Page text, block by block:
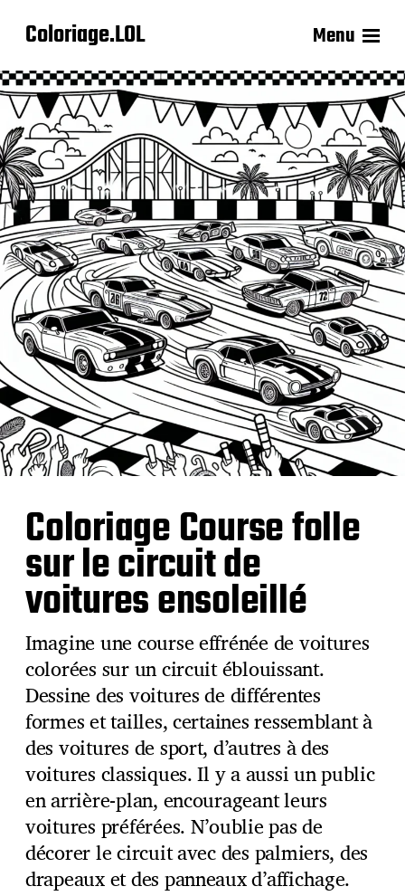
Coloriage.LOL Menu
Coloriage Course folle
sur le circuit de
voitures ensoleillé
Imagine une course effrénée de voitures
colorées sur un circuit éblouissant.
Dessine des voitures de différentes
formes et tailles, certaines ressemblant à
des voitures de sport, d’autres à des
voitures classiques. Il y a aussi un public
en arrière-plan, encourageant leurs
voitures préférées. N’oublie pas de
décorer le circuit avec des palmiers, des
drapeaux et des panneaux d’affichage.